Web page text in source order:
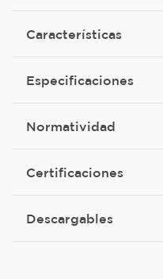
Características
Especificaciones
Normatividad
Certificaciones
Descargables